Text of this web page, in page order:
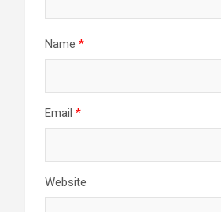
Name *
Email *
Website